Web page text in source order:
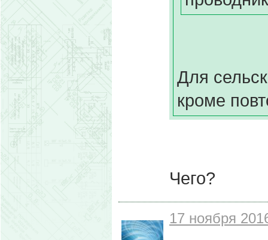
Для
кроме
Чего?
17 ноября